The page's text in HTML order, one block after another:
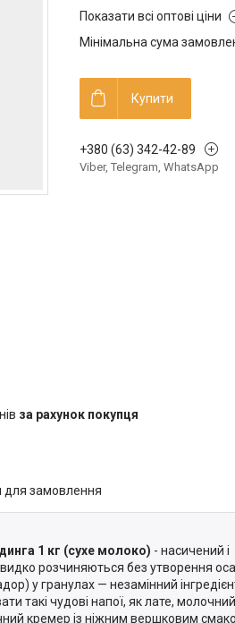
Показати всі оптові ціни
Мінімальна сума
Купити
+380 (63) 342-42-89
Viber, Telegram, WhatsApp
за рахунок покупця
для замовлення
1 кг (сухе молоко) - насичений і
розчиняються без утворення
у гранулах — незамінний
такі чудові напої, як лате, молочний
кремер із ніжним вершковим